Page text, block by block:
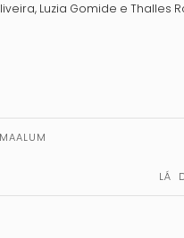
Luzia Gomide e Thalles
LÁ